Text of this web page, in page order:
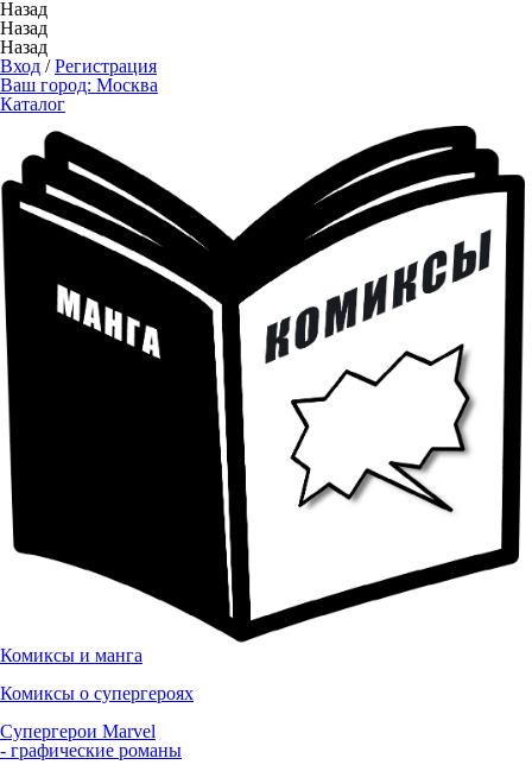
Назад
Назад
Назад
Вход /Регистрация
Ваш город: Москва
Каталог
Комиксы и манга
Комиксы о супергероях
Супергерои Marvel
- графические романы